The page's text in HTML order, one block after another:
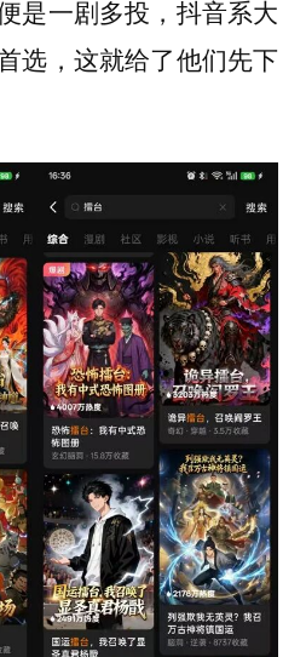
是一剧多投，抖音系大
选，这就给了他们先下